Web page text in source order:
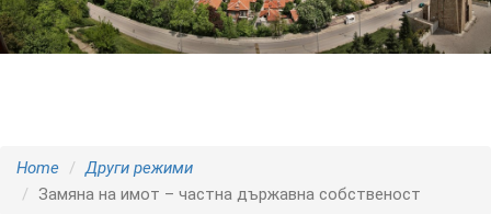
Home
Други режими
Замяна на имот – частна държавна собственост